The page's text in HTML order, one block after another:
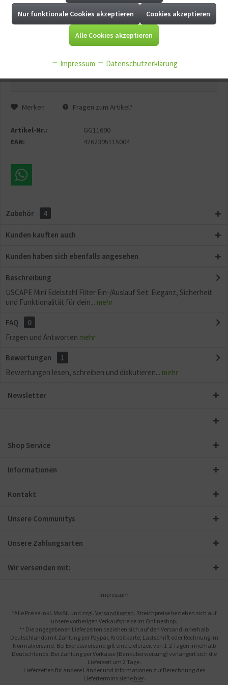
Durchmesser (Schlauchanschluss):
In denWarenkorb
Merken Fragen zum Artikel?
Artikel-Nr.:
GG11690
EAN:
4262395115004
Zubehör 4
Kunden kauften auch
Kunden haben sich ebenfalls angesehen
Beschreibung
USCAPE Mini Edelstahl Filter Ein-/Auslauf Set: Eleganz, Sicherheit
und Funktionalität für dein... mehr
FAQ
0
Fragen und Antworten mehr
Bewertungen
1
Bewertungen lesen, schreiben und diskutieren... mehr
Newsletter
Shop Service
Informationen
Kontakt
Unsere Communitys
Unsere Zahlungsarten
Wir versenden mit:
Impressum
*Alle Preise inkl. MwSt. und zzgl. Versandkosten. Streichpreise beziehen sich auf
unsere vorherigen Verkaufspreise im Onlineshop.
** Die angegebenen Lieferzeiten beziehen sich auf den Versand innerhalb
Deutschlands mit Zahlung per Paypal, Kreditkarte, Lastschrift oder Rechnung im
Normalversand. Bei Expressversand gilt eine Lieferzeit von 1-2 Tagen innerhalb
Deutschlands. Bei Zahlung per Vorkasse (Banküberweisung) verlängert sich die
Lieferzeit um 2 Tage.
Lieferzeiten für andere Länder und Informationen zur Berechnung des
Liefertermins siehe hier.
Tracking Aktiv
Nur funktionale Cookies akzeptieren Cookies akzeptieren
Alle Cookies akzeptieren
Impressum Datenschutzerklärung